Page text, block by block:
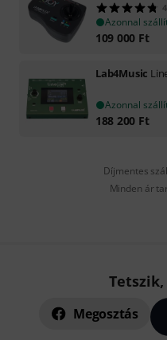
4
Azonnal
109 000 Ft
Lab4Music
Azonnal
188 200 Ft
Díjmentes
Minden ár
Megosztás